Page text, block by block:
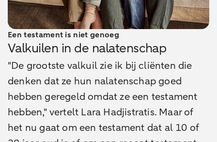
Valkuilen in de nalatenschap
Een testament is niet genoeg
"De grootste valkuil zie ik bij cliënten die
denken dat ze hun nalatenschap goed
hebben geregeld omdat ze een testament
hebben," vertelt Lara Hadjistratis. Maar of
het nu gaat om een testament dat al 10 of